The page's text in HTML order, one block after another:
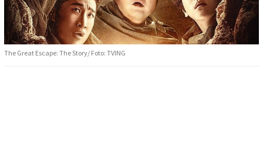
The Great Escape: The Story/ Foto: TVING